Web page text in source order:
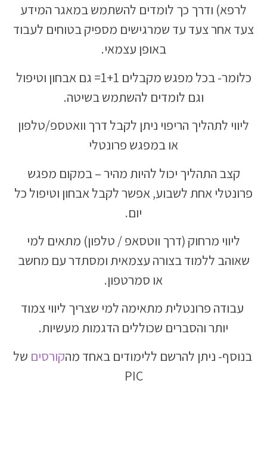
לרפא) ודרך כך לומדים להשתמש במאגר המידע
צעד אחר צעד עד שמרגישים מספיק בטוחים לעבוד
באופן עצמאי.
כלומר- בכל מפגש מקבלים 1+1= גם אבחון וטיפול
וגם לומדים להשתמש בשיטה.
ליווי לתהליך הריפוי ניתן לקבל דרך וואטספ/טלפון
או במפגש פרונטלי
קצב התהליך יכול להיות מהיר – במקום מפגש
פרונטלי אחת לשבוע, אפשר לקבל אבחון וטיפול כל
יום.
ליווי מרחוק (דרך ווטסאפ / טלפון) מתאים למי
שאוהב ללמוד בצורה עצמאית ומסתדר עם מחשב
או סמרטפון.
עבודה פרונטלית מתאימה למי שצריך ליווי צמוד
יותר והסברים שכוללים הדגמות מעשיות.
בנוסף- ניתן להרשם ללימודים באחד מהקורסים של
PIC